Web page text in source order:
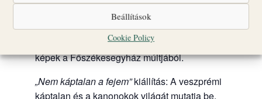
Beállítások
Cookie Policy
Bogáncs és liliom – Magdolnák virágai :Mária
Magdolna alakja a művészetben és hitben.
Barokk kori tárgyak, történetek és
képek a Főszékesegyház múltjából.
„Nem káptalan a fejem”kiállítás: A veszprémi
káptalan és a kanonokok világát mutatja be,